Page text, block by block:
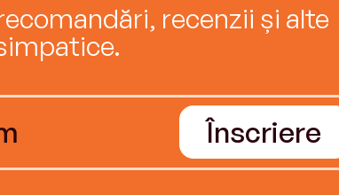
recenzii și alte
Înscriere